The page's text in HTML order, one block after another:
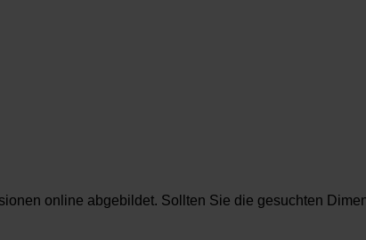
online abgebildet. Sollten Sie die gesuchten